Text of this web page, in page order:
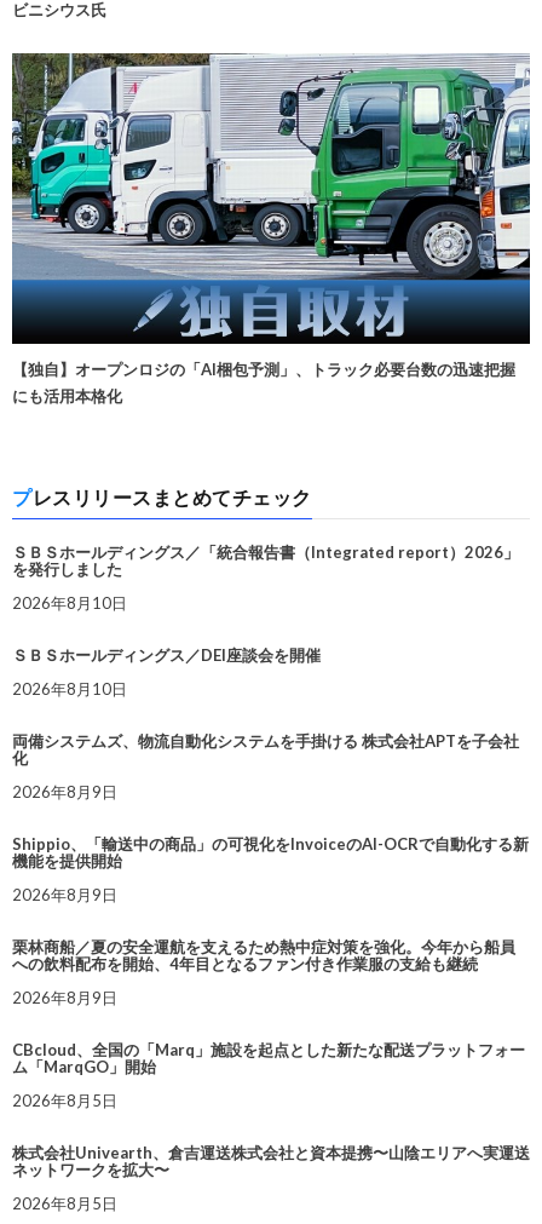
ビニシウス氏
【独自】オープンロジの「AI梱包予測」、トラック必要台数の迅速把握
にも活用本格化
プレスリリースまとめてチェック
ＳＢＳホールディングス／「統合報告書（Integrated report）2026」
を発行しました
2026年8月10日
ＳＢＳホールディングス／DEI座談会を開催
2026年8月10日
両備システムズ、物流自動化システムを手掛ける 株式会社APTを子会社
化
2026年8月9日
Shippio、「輸送中の商品」の可視化をInvoiceのAI-OCRで自動化する新
機能を提供開始
2026年8月9日
栗林商船／夏の安全運航を支えるため熱中症対策を強化。今年から船員
への飲料配布を開始、4年目となるファン付き作業服の支給も継続
2026年8月9日
CBcloud、全国の「Marq」施設を起点とした新たな配送プラットフォー
ム「MarqGO」開始
2026年8月5日
株式会社Univearth、倉吉運送株式会社と資本提携〜山陰エリアへ実運送
ネットワークを拡大〜
2026年8月5日